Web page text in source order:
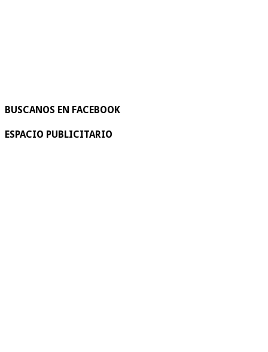
BUSCANOS EN FACEBOOK
ESPACIO PUBLICITARIO